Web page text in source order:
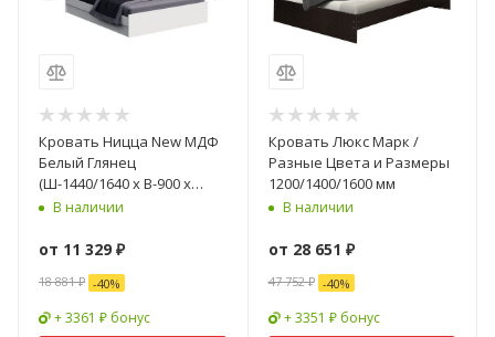
Кровать Ницца New МДФ
Белый Глянец
(Ш-1440/1640 х В-900 х
Г-2042 мм)
В наличии
от 11 329 ₽
18 881 ₽ -40%
+ 3361 ₽ бонус
Кровать Люкс Марк /
Разные Цвета и Размеры
1200/1400/1600 мм
В наличии
от 28 651 ₽
47 752 ₽ -40%
+ 3351 ₽ бонус